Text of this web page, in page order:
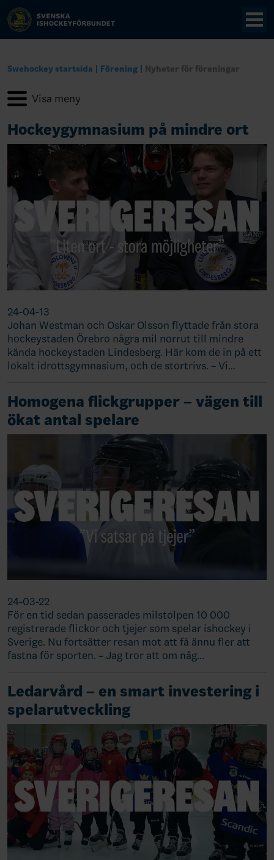
Swehockey startsida Förening Nyheter för föreningar
Hockeygymnasium på mindre ort
24-04-13
Johan Westman och Oskar Olsson flyttade från stora
hockeystaden Örebro några mil norrut till mindre
kända hockeystaden Lindesberg. Här kom de in på ett
lokalt idrottsgymnasium, och de stortrivs. – Vi…
Homogena flickgrupper – vägen till
ökat antal spelare
24-03-22
För en tid sedan passerades milstolpen 10 000
registrerade flickor och tjejer som spelar ishockey i
Sverige. Nu fortsätter resan mot att få ännu fler att
fastna för sporten. – Jag tror att om någ…
Ledarvård – en smart investering i
spelarutveckling